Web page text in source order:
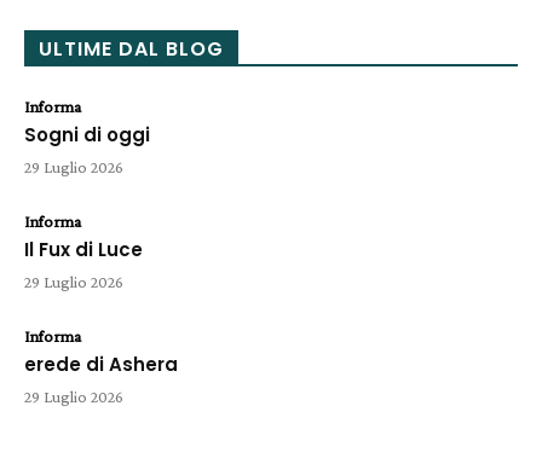
ULTIME DAL BLOG
Informa
Sogni di oggi
29 Luglio 2026
Informa
Il Fux di Luce
29 Luglio 2026
Informa
erede di Ashera
29 Luglio 2026